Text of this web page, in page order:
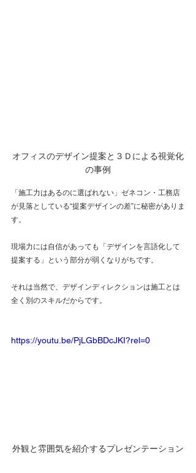
オフィスのデザイン提案と３Ｄによる視覚化
の事例
「施工力はあるのに選ばれない」ゼネコン・工務店
が見落としている“提案デザインの差”に秘密がありま
す。
現場力には自信があっても「デザインを言語化して
提案する」という部分が弱くなりがちです。
それは当然で、デザインディレクションは施工とは
全く別のスキルだからです。
https://youtu.be/PjLGbBDcJKI?rel=0
外観と雰囲気を紹介するプレゼンテーション